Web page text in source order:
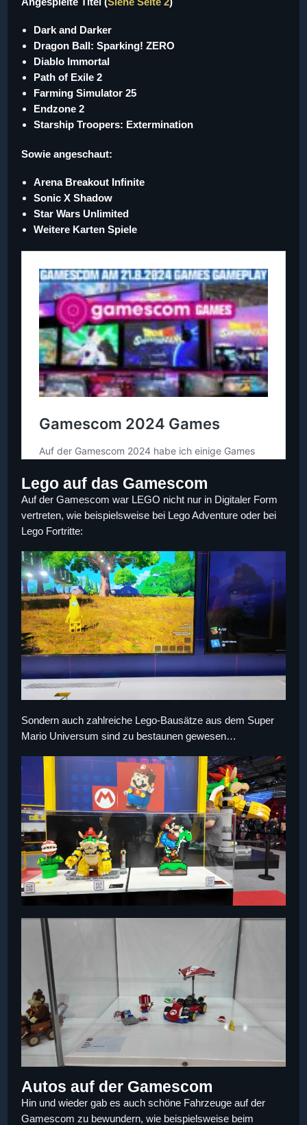
Dark and Darker
Dragon Ball: Sparking! ZERO
Diablo Immortal
Path of Exile 2
Farming Simulator 25
Endzone 2
Starship Troopers: Extermination
Sowie angeschaut:
Arena Breakout Infinite
Sonic X Shadow
Star Wars Unlimited
Weitere Karten Spiele
Lego auf das Gamescom
Auf der Gamescom war LEGO nicht nur in Digitaler Form
vertreten, wie beispielsweise bei Lego Adventure oder bei
Lego Fortritte:
Sondern auch zahlreiche Lego-Bausätze aus dem Super
Mario Universum sind zu bestaunen gewesen…
Autos auf der Gamescom
Hin und wieder gab es auch schöne Fahrzeuge auf der
Gamescom zu bewundern, wie beispielsweise beim